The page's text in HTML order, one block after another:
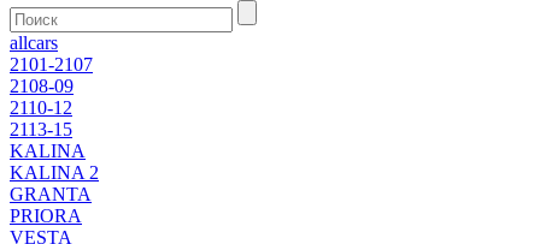
allcars
2101-2107
2108-09
2110-12
2113-15
KALINA
KALINA 2
GRANTA
PRIORA
VESTA